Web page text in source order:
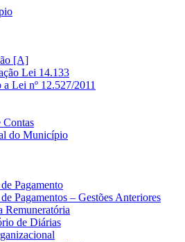
[A]
Lei 14.133
a Lei nº 12.527/2011
Contas
do Município
Pagamento
Pagamentos – Gestões Anteriores
Remuneratória
de Diárias